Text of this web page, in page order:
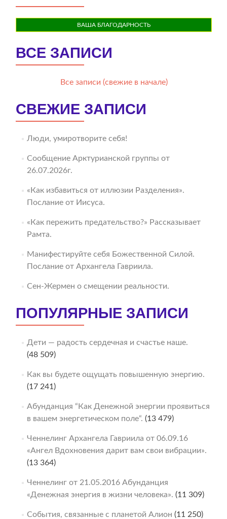
ВАША БЛАГОДАРНОСТЬ
ВСЕ ЗАПИСИ
Все записи (свежие в начале)
СВЕЖИЕ ЗАПИСИ
Люди, умиротворите себя!
Сообщение Арктурианской группы от
26.07.2026г.
«Как избавиться от иллюзии Разделения».
Послание от Иисуса.
«Как пережить предательство?» Рассказывает
Рамта.
Манифестируйте себя Божественной Силой.
Послание от Архангела Гавриила.
Сен-Жермен о смещении реальности.
ПОПУЛЯРНЫЕ ЗАПИСИ
Дети — радость сердечная и счастье наше.
(48 509)
Как вы будете ощущать повышенную энергию.
(17 241)
Абунданция “Как Денежной энергии проявиться
в вашем энергетическом поле“. (13 479)
Ченнелинг Архангела Гавриила от 06.09.16
«Ангел Вдохновения дарит вам свои вибрации».
(13 364)
Ченнелинг от 21.05.2016 Абунданция
«Денежная энергия в жизни человека». (11 309)
События, связанные с планетой Алион (11 250)